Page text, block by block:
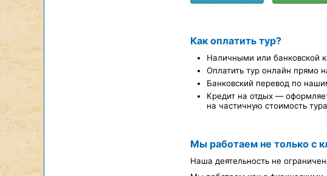
Как оплатить тур?
Наличными или банковской
Оплатить тур онлайн прямо
Банковский перевод по
Кредит на отдых —
на частичную стоимость
Мы работаем не только с
Наша деятельность не